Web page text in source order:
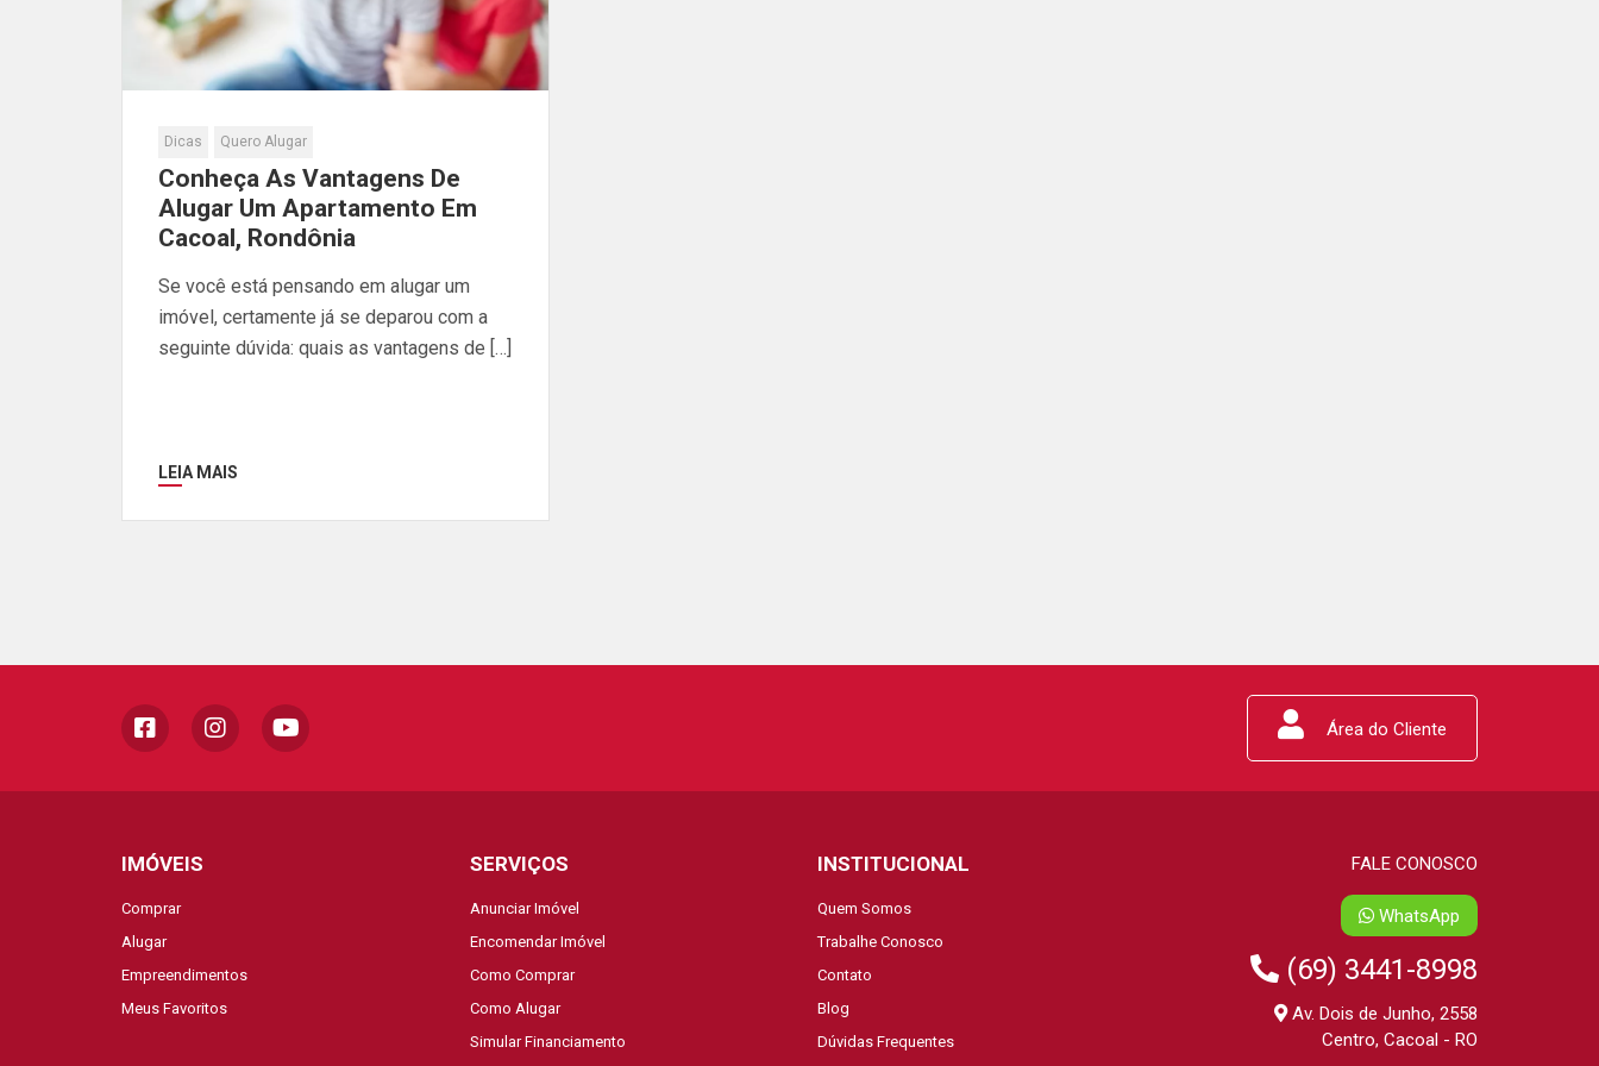
Dicas Quero Alugar
Conheça As Vantagens De
Alugar Um Apartamento Em
Cacoal, Rondônia
Se você está pensando em alugar um
imóvel, certamente já se deparou com a
seguinte dúvida: quais as vantagens de […]
LEIA MAIS
Área do Cliente
IMÓVEIS
Comprar
Alugar
Empreendimentos
Meus Favoritos
SERVIÇOS
Anunciar Imóvel
Encomendar Imóvel
Como Comprar
Como Alugar
Simular Financiamento
INSTITUCIONAL
Quem Somos
Trabalhe Conosco
Contato
Blog
Dúvidas Frequentes
FALE CONOSCO
WhatsApp
(69) 3441-8998
Av. Dois de Junho, 2558
Centro, Cacoal - RO